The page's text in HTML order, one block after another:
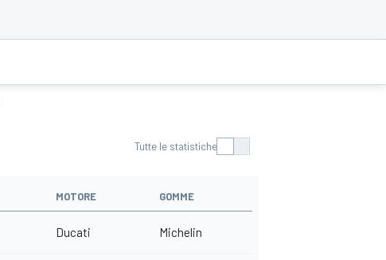
Tutte le statistiche
MOTORE GOMME
Ducati Michelin